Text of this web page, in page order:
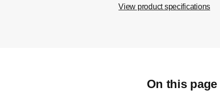
View product specifications
On this